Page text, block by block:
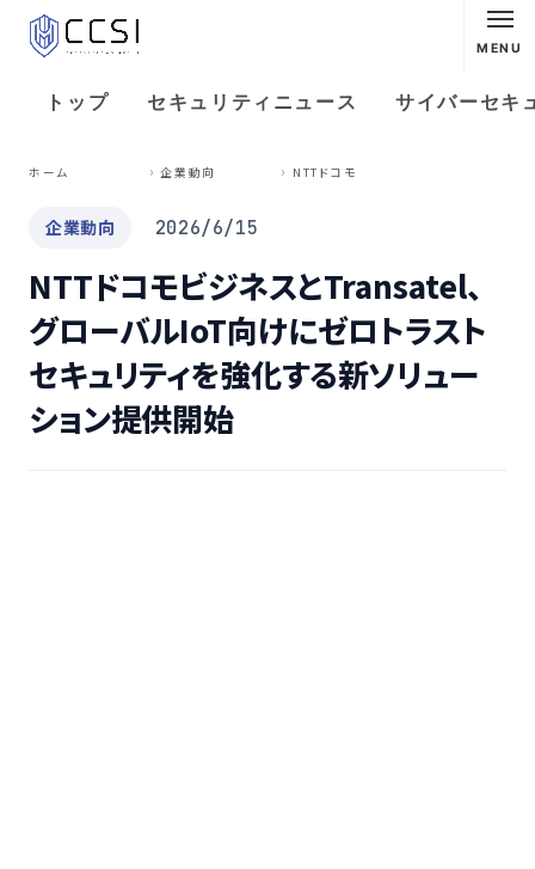
MENU
トップ セキュリティニュース サイバーセキ
ホーム 企業動向
企業動向 2026/6/15
NTTドコモビジネスとTransatel、
グローバルIoT向けにゼロトラスト
セキュリティを強化する新ソリュー
ション提供開始